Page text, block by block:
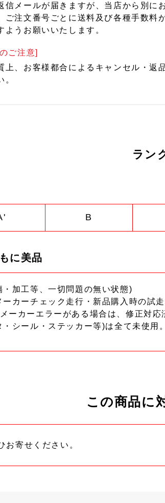
信メールが届きますが、当店から別に
ご注文番号ごとに送料及び各種手数
うお願いいたします。
ご注意]
上、お客様都合によるキャンセル・
。
ラン
B
に美品
加工等、一切問題の無い状態)
カーチェック走行・新品購入時の試
ーカーエラーがある場合は、修正対応
シール・ステッカー等)は全て未使用。
この商品に
お寄せください。